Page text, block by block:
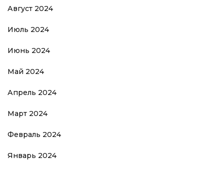
Август 2024
Июль 2024
Июнь 2024
Май 2024
Апрель 2024
Март 2024
Февраль 2024
Январь 2024